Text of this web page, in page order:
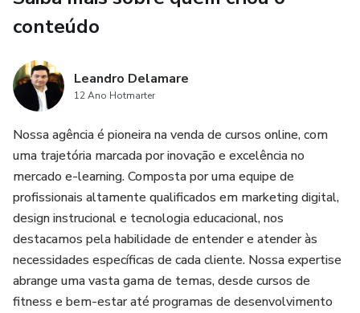
conteúdo
Leandro Delamare
12 Ano Hotmarter
Nossa agência é pioneira na venda de cursos online, com
uma trajetória marcada por inovação e excelência no
mercado e-learning. Composta por uma equipe de
profissionais altamente qualificados em marketing digital,
design instrucional e tecnologia educacional, nos
destacamos pela habilidade de entender e atender às
necessidades específicas de cada cliente. Nossa expertise
abrange uma vasta gama de temas, desde cursos de
fitness e bem-estar até programas de desenvolvimento